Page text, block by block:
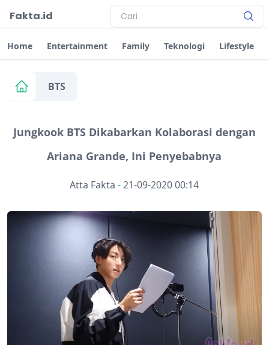
Fakta.id
Home Entertainment Family Teknologi Lifestyle
BTS
Jungkook BTS Dikabarkan Kolaborasi dengan
Ariana Grande, Ini Penyebabnya
Atta Fakta -21-09-2020 00:14